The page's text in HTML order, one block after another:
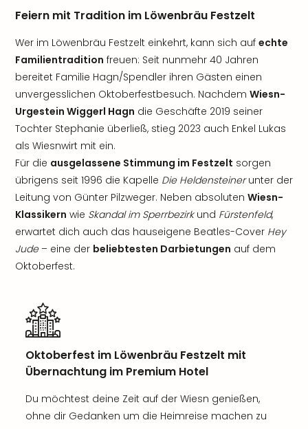
Feiern mit Tradition im Löwenbräu Festzelt
Wer im Löwenbräu Festzelt einkehrt, kann sich auf echte
Familientradition freuen: Seit nunmehr 40 Jahren
bereitet Familie Hagn/Spendler ihren Gästen einen
unvergesslichen Oktoberfestbesuch. Nachdem Wiesn-
Urgestein Wiggerl Hagn die Geschäfte 2019 seiner
Tochter Stephanie überließ, stieg 2023 auch Enkel Lukas
als Wiesnwirt mit ein.
Für die ausgelassene Stimmung im Festzelt sorgen
übrigens seit 1996 die Kapelle Die Heldensteinerunter der
Leitung von Günter Pilzweger. Neben absoluten Wiesn-
Klassikern wie Skandal im Sperrbezirkund Fürstenfeld,
erwartet dich auch das hauseigene Beatles-Cover Hey
Jude– eine der beliebtesten Darbietungen auf dem
Oktoberfest.
Oktoberfest im Löwenbräu Festzelt mit
Übernachtung im Premium Hotel
Du möchtest deine Zeit auf der Wiesn genießen,
ohne dir Gedanken um die Heimreise machen zu